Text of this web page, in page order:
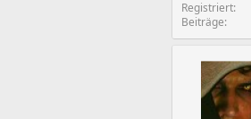
Registriert
Beiträge